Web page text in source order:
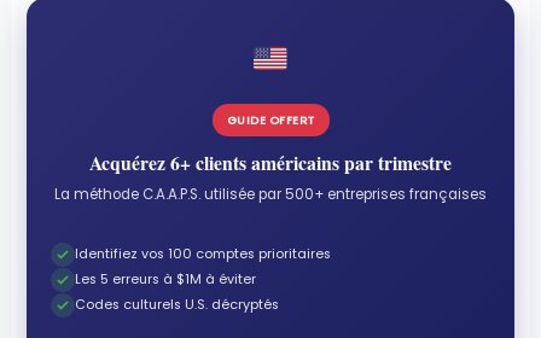
GUIDE OFFERT
Acquérez 6+ clients américains par trimestre
La méthode C.A.A.P.S. utilisée par 500+ entreprises françaises
Identifiez vos 100 comptes prioritaires
Les 5 erreurs à $1M à éviter
Codes culturels U.S. décryptés